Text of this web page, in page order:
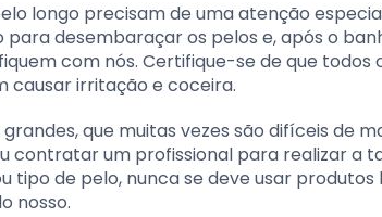
longo precisam de uma atenção
desembaraçar os pelos e, após o
com nós. Certifique-se de que
causar irritação e coceira.
que muitas vezes são difíceis de
contratar um profissional para realizar a
tipo de pelo, nunca se deve usar
nosso.